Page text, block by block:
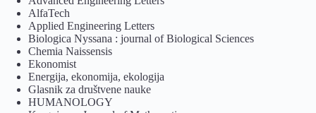
AlfaTech
Applied Engineering Letters
Biologica Nyssana : journal of Biological Sciences
Chemia Naissensis
Ekonomist
Energija, ekonomija, ekologija
Glasnik za društvene nauke
HUMANOLOGY